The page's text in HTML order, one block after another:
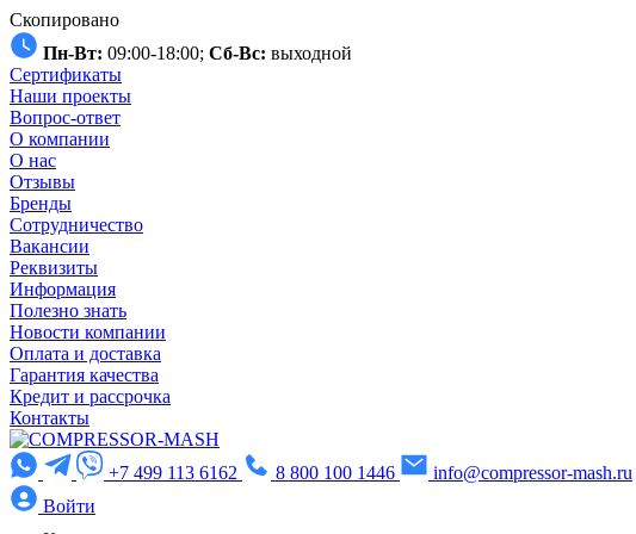
Скопировано
Пн-Вт: 09:00-18:00; Сб-Вс: выходной
Сертификаты
Наши проекты
Вопрос-ответ
О компании
О нас
Отзывы
Бренды
Сотрудничество
Вакансии
Реквизиты
Информация
Полезно знать
Новости компании
Оплата и доставка
Гарантия качества
Кредит и рассрочка
Контакты
+7 499 113 6162 8 800 100 1446
info@compressor-mash.ru
Войти